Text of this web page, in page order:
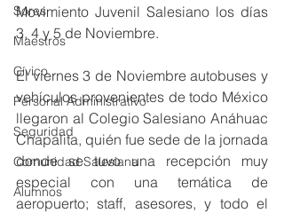
Sores
Maestros
Cívico
Personal Administrativo
Seguridad
Comunidad Salesiana
Alumnos
Movimiento Juvenil Salesiano los días
3, 4 y 5 de Noviembre.
El viernes 3 de Noviembre autobuses y
vehículos provenientes de todo México
llegaron al Colegio Salesiano Anáhuac
Chapalita, quién fue sede de la jornada
donde se tuvo una recepción muy
especial con una temática de
aeropuerto; staff, asesores, y todo el